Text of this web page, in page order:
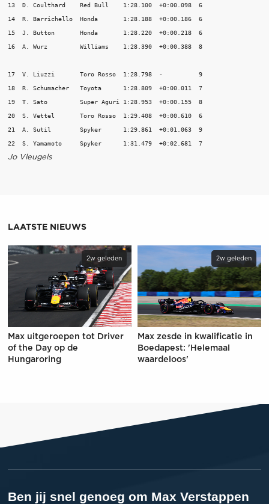
13  D. Coulthard    Red Bull    1:28.100  +0:00.098  6
14  R. Barrichello  Honda       1:28.188  +0:00.186  6
15  J. Button       Honda       1:28.220  +0:00.218  6
16  A. Wurz         Williams    1:28.390  +0:00.388  8
17  V. Liuzzi       Toro Rosso  1:28.798  -          9
18  R. Schumacher   Toyota      1:28.809  +0:00.011  7
19  T. Sato         Super Aguri 1:28.953  +0:00.155  8
20  S. Vettel       Toro Rosso  1:29.408  +0:00.610  6
21  A. Sutil        Spyker      1:29.861  +0:01.063  9
22  S. Yamamoto     Spyker      1:31.479  +0:02.681  7
Jo Vleugels
LAATSTE NIEUWS
2w geleden
Max uitgeroepen tot Driver
of the Day op de
Hungaroring
2w geleden
Max zesde in kwalificatie in
Boedapest: 'Helemaal
waardeloos'
Ben jij snel genoeg om Max Verstappen